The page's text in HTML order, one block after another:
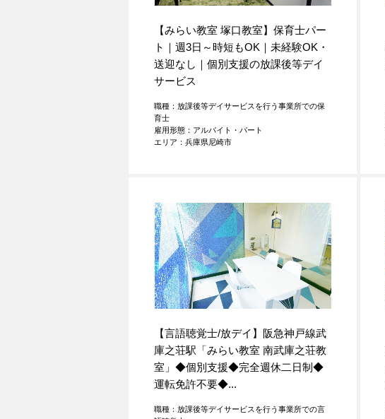
【みらい教室 塚口教室】保育士パー
ト｜週3日～時短もOK｜未経験OK・
送迎なし｜個別支援の放課後等デイ
サービス
職種：放課後等デイサービスを行う事業所での保
育士
雇用形態：アルバイト・パート
エリア：兵庫県尼崎市
【言語聴覚士/放デイ】阪急神戸線武
庫之荘駅「みらい教室 南武庫之荘教
室」◆個別支援◆完全週休二日制◆
運転免許不要◆...
職種：放課後等デイサービスを行う事業所での言